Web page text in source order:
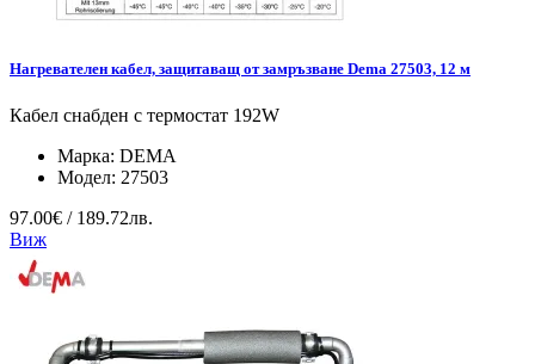
Нагревателен кабел, защитаващ от замръзване Dema 27503, 12 м
Кабел снабден с термостат 192W
Марка: DEMA
Модел: 27503
97.00€ / 189.72лв.
Виж